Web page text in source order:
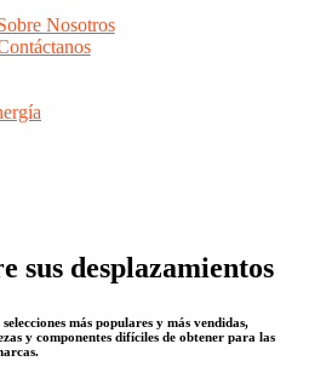
Nosotros
sus desplazamientos
más populares y más vendidas,
y componentes difíciles de obtener para las